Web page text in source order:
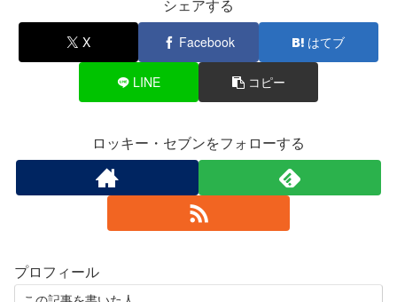
シェアする
X Facebook はてブ
LINE コピー
ロッキー・セブンをフォローする
プロフィール